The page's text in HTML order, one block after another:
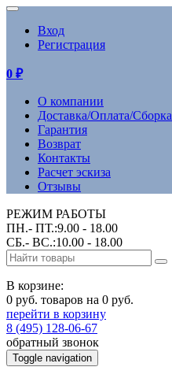
Вход
Регистрация
0 ₽
О компании
Доставка/Оплата/Сборка
Гарантия
Возврат
Контакты
Расчет эскиза
Отзывы
РЕЖИМ РАБОТЫ
ПН.- ПТ.:9.00 - 18.00
СБ.- ВС.:10.00 - 18.00
В корзине:
0 руб. товаров на 0 руб.
перейти в корзину
8 (495) 128-06-67
обратный звонок
Toggle navigation